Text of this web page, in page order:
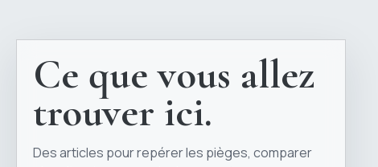
Ce que vous allez
trouver ici.
Des articles pour repérer les pièges, comparer